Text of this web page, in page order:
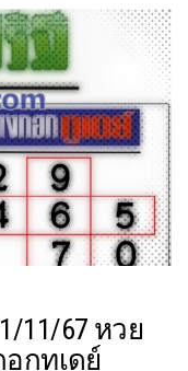
11/67 หวย
กทูเดย์